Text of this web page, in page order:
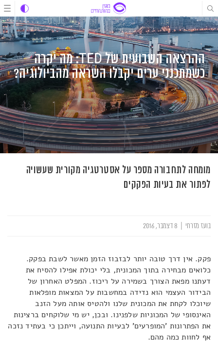
דלג
לתוכן
דלג
לתוכן
דלג
לניווט
ההרצאה השבועית של TED: מה יקרה
כשמתכנני ערים יקבלו השראה מהביולוגיה?
מומחה לתחבורה מספר על אסטרטגיה מקורית שעשויה
לפתור את בעיות הפקקים
בועז מזרחי
פקק. אין דרך טובה יותר לבזבוז הזמן מאשר לשבת בפקק.
כלואים מבחירה בתוך המכונית, בלי יכולת אפילו להסיח את
דעתנו מפאת הצורך בשמירה על ריכוז. המפלט האחרון של
הבידור העצמי הוא נדידה במחשבות על המצאות מופלאות
שיוכלו לקחת את המכונית שלנו ולהטיס אותה מעל הזנב
האינסופי של המכוניות שלפנינו. ובכן, יש מי שלוקחים ברצינות
את הפתרונות 'המופרעים' לבעיות התנועה, וייתכן כי בעתיד נזכה
אף לחוות כמה מהם.